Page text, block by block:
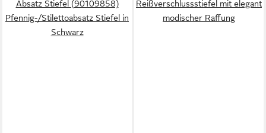
Absatz Stiefel (90109858)
Pfennig-/Stilettoabsatz Stiefel in
Schwarz
Reißverschlussstiefel mit elegant
modischer Raffung